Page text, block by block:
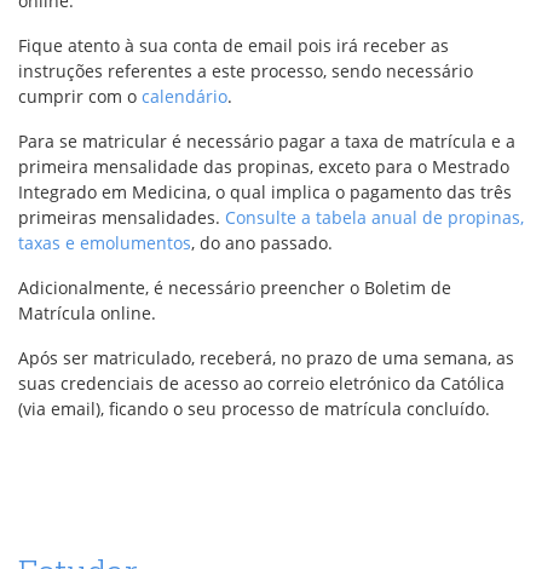
Fique atento à sua conta de email pois irá receber as
instruções referentes a este processo, sendo necessário
cumprir com o calendário.
Para se matricular é necessário pagar a taxa de matrícula e a
primeira mensalidade das propinas, exceto para o Mestrado
Integrado em Medicina, o qual implica o pagamento das três
primeiras mensalidades. Consulte a tabela anual de propinas,
taxas e emolumentos, do ano passado.
Adicionalmente, é necessário preencher o Boletim de
Matrícula online.
Após ser matriculado, receberá, no prazo de uma semana, as
suas credenciais de acesso ao correio eletrónico da Católica
(via email), ficando o seu processo de matrícula concluído.